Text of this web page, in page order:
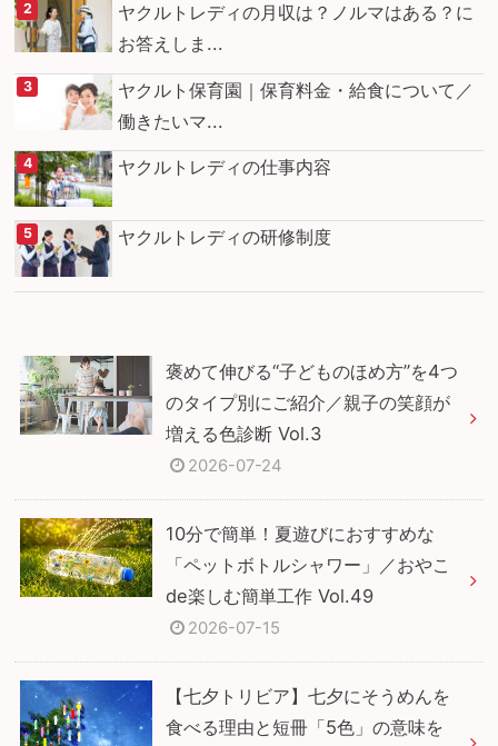
ヤクルトレディの月収は？ノルマはある？に
お答えしま...
ヤクルト保育園｜保育料金・給食について／
働きたいマ...
ヤクルトレディの仕事内容
ヤクルトレディの研修制度
褒めて伸びる“子どものほめ方”を4つ
のタイプ別にご紹介／親子の笑顔が
増える色診断 Vol.3
2026-07-24
10分で簡単！夏遊びにおすすめな
「ペットボトルシャワー」／おやこ
de楽しむ簡単工作 Vol.49
2026-07-15
【七夕トリビア】七夕にそうめんを
食べる理由と短冊「5色」の意味を